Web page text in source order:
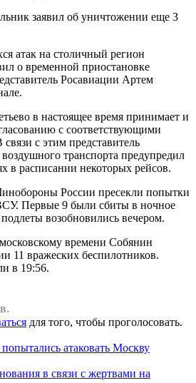
заявил об уничтожении еще 3
атак на столичный регион
о временной приостановке
Росавиации Артем
в настоящее время принимает и
с соответствующими
с этим представитель
воздушного транспорта предупредил
в расписании некоторых рейсов.
России пресекли попытки
Первые 9 были сбиты в ночное
возобновились вечером.
времени Собянин
11 вражеских беспилотников.
в 19:56.
для того, чтобы проголосовать.
атаковать Москву
в связи с жертвами на